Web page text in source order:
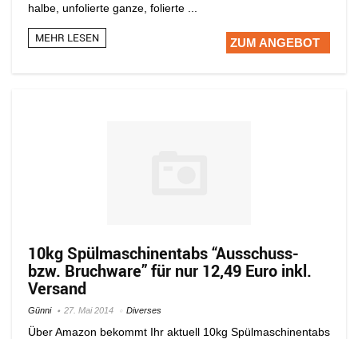
halbe, unfolierte ganze, folierte ...
MEHR LESEN ZUM ANGEBOT
10kg Spülmaschinentabs “Ausschuss-
bzw. Bruchware” für nur 12,49 Euro inkl.
Versand
Günni 27. Mai 2014 Diverses
Über Amazon bekommt Ihr aktuell 10kg Spülmaschinentabs